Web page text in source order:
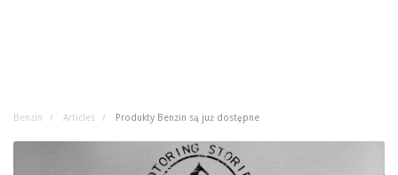
Benzin Articles Produkty Benzin są już dostępne